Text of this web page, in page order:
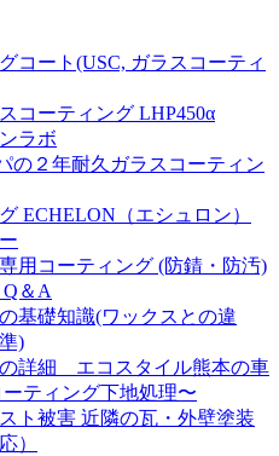
コート(USC, ガラスコーティ
コーティング LHP450α
ラボ
の２年耐久ガラスコーティン
ECHELON（エシュロン）
用コーティング (防錆・防汚)
Q＆A
基礎知識(ワックスとの違
)
詳細 エコスタイル熊本の車
ティング下地処理〜
ト被害 近隣の瓦・外壁塗装
）